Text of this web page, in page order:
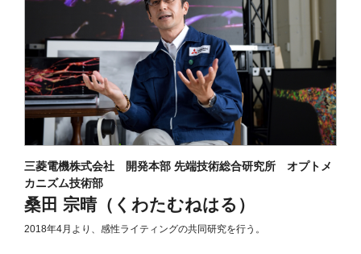
三菱電機株式会社 開発本部 先端技術総合研究所 オプトメ
カニズム技術部
桑田 宗晴（くわたむねはる）
2018年4月より、感性ライティングの共同研究を行う。